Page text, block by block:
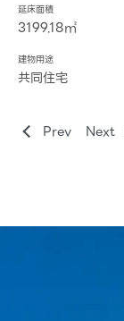
延床面積
3199.18㎡
建物用途
共同住宅
Prev Next